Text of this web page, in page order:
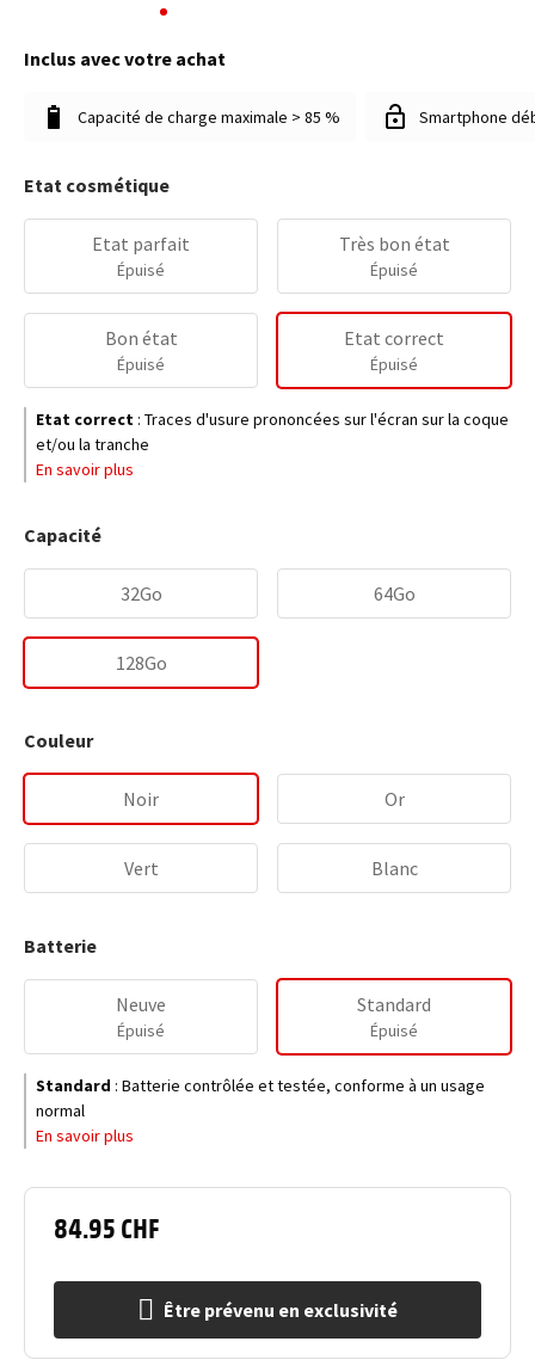
Inclus avec votre achat
Capacité de charge maximale > 85 % Smartphone
84.95 CHF
Être prévenu en exclusivité
Etat cosmétique
Etat parfait
Épuisé
Très bon état
Épuisé
Bon état
Épuisé
Etat correct
Épuisé
Etat correct : Traces d'usure prononcées sur l'écran sur la coque
et/ou la tranche
En savoir plus
Capacité
32Go 64Go
128Go
Couleur
Noir Or
Vert Blanc
Batterie
Neuve
Épuisé
Standard
Épuisé
Standard : Batterie contrôlée et testée, conforme à un usage
normal
En savoir plus